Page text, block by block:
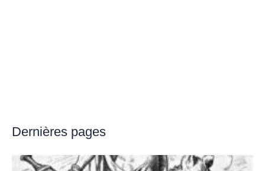
Dernières pages